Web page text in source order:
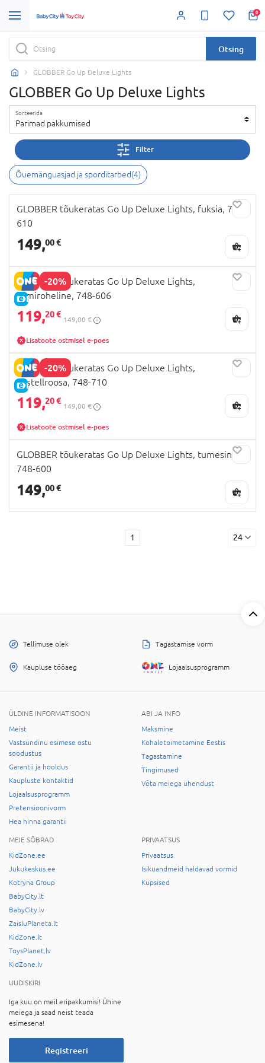
0
Otsing
GLOBBER Go Up Deluxe Lights
GLOBBER Go Up Deluxe Lights
Sorteerida
Parimad pakkumised
Filter
Õuemänguasjad ja sporditarbed(4)
GLOBBER tõukeratas Go Up Deluxe Lights, fuksia, 748-
610
149,00 €
-20%
E-HIND
GLOBBER tõukeratas Go Up Deluxe Lights,
laimiroheline, 748-606
119,20 €
149,00 €
Lisatoote ostmisel e-poes
-20%
E-HIND
GLOBBER tõukeratas Go Up Deluxe Lights,
pastellroosa, 748-710
119,20 €
149,00 €
Lisatoote ostmisel e-poes
GLOBBER tõukeratas Go Up Deluxe Lights, tumesinine,
748-600
149,00 €
1 24
Tellimuse olek Tagastamise vorm
Kaupluse tööaeg Lojaalsusprogramm
ÜLDINE INFORMATISOON
Meist
Vastsündinu esimese ostu
soodustus
Garantii ja hooldus
Kaupluste kontaktid
Lojaalsusprogramm
Pretensioonivorm
Hea hinna garantii
ABI JA INFO
Maksmine
Kohaletoimetamine Eestis
Tagastamine
Tingimused
Võta meiega ühendust
MEIE SÕBRAD
KidZone.ee
Jukukeskus.ee
Kotryna Group
BabyCity.lt
BabyCity.lv
ZaisluPlaneta.lt
KidZone.lt
ToysPlanet.lv
KidZone.lv
PRIVAATSUS
Privaatsus
Isikuandmeid haldavad vormid
Küpsised
UUDISKIRI
Iga kuu on meil eripakkumisi! Ühine
meiega ja saad neist teada
esimesena!
Registreeri